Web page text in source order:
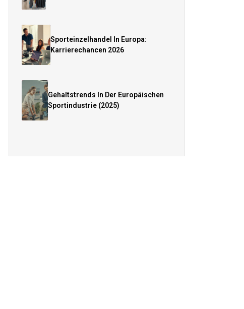
Sporteinzelhandel In Europa:
Karrierechancen 2026
Gehaltstrends In Der Europäischen
Sportindustrie (2025)